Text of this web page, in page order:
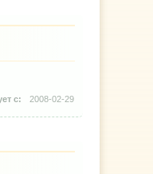
2008-02-29